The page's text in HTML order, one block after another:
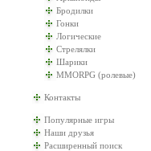
Бродилки
Гонки
Логические
Стрелялки
Шарики
MMORPG (ролевые)
Контакты
Популярные игры
Наши друзья
Расширенный поиск